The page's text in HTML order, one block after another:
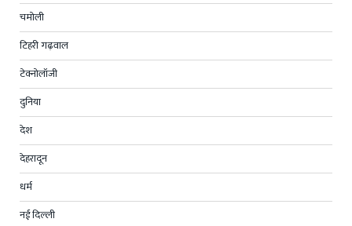
चमोली
टिहरी गढ़वाल
टेक्नोलॉजी
दुनिया
देश
देहरादून
धर्म
नई दिल्ली